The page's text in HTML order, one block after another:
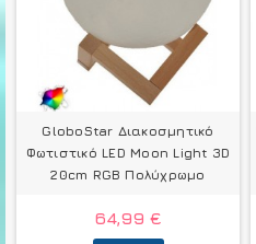
GloboStar Διακοσμητικό
Φωτιστικό LED Μοοn Light 3D
20cm RGB Πολύχρωμο
64,99 €